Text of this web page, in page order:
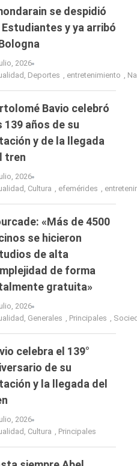
se despidió
Estudiantes y ya arribó
2026
, Deportes , entretenimiento ,
Bavio celebró
139 años de su
y de la llegada
tren
2026
, Cultura , efemérides ,
«Más de 4500
se hicieron
de alta
de forma
gratuita»
2026
, Generales , Principales ,
celebra el 139°
de su
y la llegada del
2026
, Cultura , Principales